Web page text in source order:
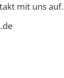
mit uns auf.